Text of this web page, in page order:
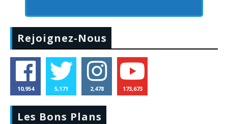
Rejoignez-Nous
10,954 5,171 2,478 173,673
Les Bons Plans